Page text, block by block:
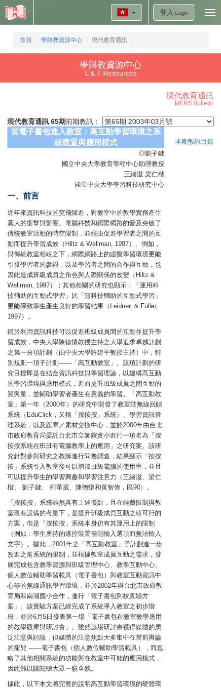
登入 Login
首頁 學與教資源中心 現代教育通訊
學與教資源中心
L & T Resources
現代教育通訊
MERS Bulletin
現代教育通訊 65期前期教訊：
當電子書包進入教室：高互動學習環境之系
統建置與應用模式
◎劉子鍵
國立中央大學教育學程中心助理教授
王緒溢 梁仁楷
國立中央大學學習科技研究中心
一、前言
近年來資訊科技的突飛猛進，對教室中的教學實務產生
莫大的衝擊與影響。電腦科技和網際網路的普及突破了
傳統教室活動的時空限制，並經由促進學習者之間的互
動而提升學習成效（Hiltz & Wellman, 1997）。例如，
與傳統教室相較之下，網際網路上的虛擬學習環境更能
引發學習者的參與，以及學習者之間的合作與互動，也
因此造成班級成員之角色與人際關係的改變（Hiltz &
Wellman, 1997）；其他相關的研究也顯示：「運用科
技輔助的互動式學習」比「無科技輔助的互動式學習」
更能導致學生產生良好的學習結果（Leidner, & Fuller,
1997）。
鑑於利用資訊科技可以促進班級成員間的互動並提升學
習成效，中央大學陳德懷教授主持之大學追求卓越計劃
之第一分項計劃（由中央大學許建平教授主持）中，特
別規劃一項子計劃——「高互動教室」。該項計劃的研
究目標即是在結合資訊科技與學習理論，以建構高互動
的學習環境與應用模式，進而提升班級成員之間互動的
質與量，並輔助學習者產生有意義的學習。「高互動教
室」第一年（2000年）的研究中開發了教室端無線回饋
系統（EduClick，又稱「按按按」系統）、學習資訊管
理系統，以及題庫／素材交換中心，並於2000年由台北
市政府教育局委託台北市立師院實小進行一項名為「按
按按系統在班班有電腦教學上的應用」之研究案。該研
究針對參與研究之教師進行問卷調查，結果顯示「按按
按」系統引入教室後可以增加班級電腦的使用率，並且
可以提升學生的學習興趣和學習注意力（王緒溢、梁仁
楷、 劉子鍵、 柯華葳、陳德懷和黃智偉，民90）。
「按按按」系統雖然具有上述優點，且在經費限制與教
室現有設備的考量下，是提升班級成員互動之較可行的
方案，但是「按按按」系統本身仍有其運用上的限制
（例如：學生所持的遙控裝置僅能輸入選項而無法輸入
文字）。據此，2001年之「高互動教室」子計劃進一步
改進之前系統的限制，並根據教室成員互動之需求，發
展完成包含教學資源與班級管理中心、教學互動中心、
個人數位輔助學習載具（電子書包）與教室互動資訊中
心等的無線通訊學習環境，並於2002年與台北市政府教
育局和南湖國小合作，進行「電子書包到校實驗方
案」。該實驗方案已經完成了系統導入教室之初步階
段，並於6月5日發表第一場「電子書包在教室教學應用
的教學觀摩與研討會」。雖然該場研討會獲得媒體的廣
泛注意與討論，但媒體的注意焦點大多集中在當前輿論
的寵兒 ——電子書包（個人數位輔助學習載具），而忽
略了其他相關系統的功能與在教室中可能的應用模式，
因此難以讓閱聽大眾一窺全貌。
據此，以下本文將完整的說明高互動學習環境的硬體環
本期教訊目錄